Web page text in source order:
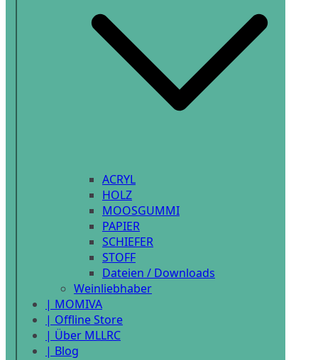
ACRYL
HOLZ
MOOSGUMMI
PAPIER
SCHIEFER
STOFF
Dateien / Downloads
Weinliebhaber
| MOMIVA
| Offline Store
| Über MLLRC
| Blog